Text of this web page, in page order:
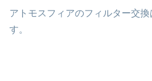
アトモスフィアのフィルター交換
す。